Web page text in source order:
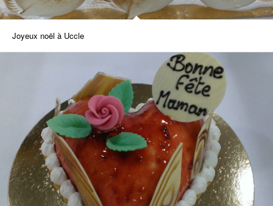
Joyeux noël à Uccle